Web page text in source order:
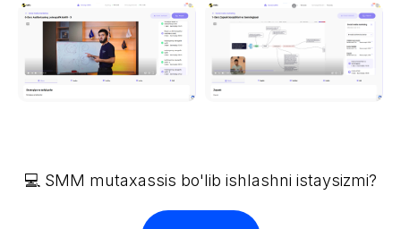
💻 SMM mutaxassis bo'lib ishlashni istaysizmi?